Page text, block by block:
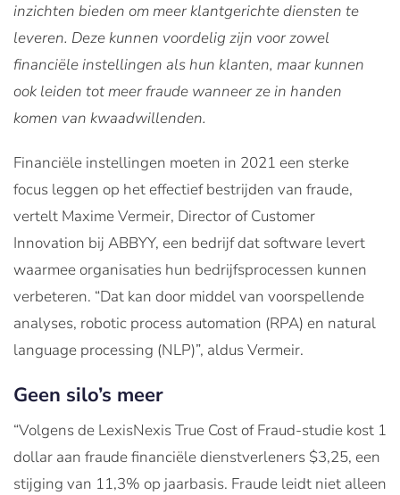
inzichten bieden om meer klantgerichte diensten te
leveren. Deze kunnen voordelig zijn voor zowel
financiële instellingen als hun klanten, maar kunnen
ook leiden tot meer fraude wanneer ze in handen
komen van kwaadwillenden.
Financiële instellingen moeten in 2021 een sterke
focus leggen op het effectief bestrijden van fraude,
vertelt Maxime Vermeir, Director of Customer
Innovation bij ABBYY, een bedrijf dat software levert
waarmee organisaties hun bedrijfsprocessen kunnen
verbeteren. “Dat kan door middel van voorspellende
analyses, robotic process automation (RPA) en natural
language processing (NLP)”, aldus Vermeir.
Geen silo’s meer
“Volgens de LexisNexis True Cost of Fraud-studie kost 1
dollar aan fraude financiële dienstverleners $3,25, een
stijging van 11,3% op jaarbasis. Fraude leidt niet alleen